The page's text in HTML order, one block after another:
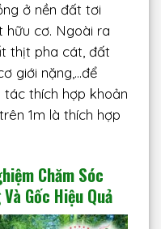
ở nền đất tơi
hữu cơ. Ngoài ra
thịt pha cát, đất
giới nặng,…để
thích hợp khoản
1m là thích hợp
Chăm Sóc
Gốc Hiệu Quả